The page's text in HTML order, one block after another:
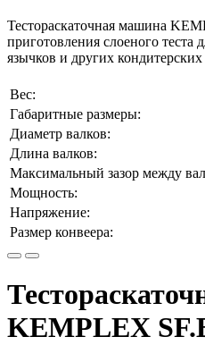
Тестораскаточная машина
приготовления слоеного теста
язычков и других
Вес:
Габаритные размеры:
Диаметр валков:
Длина валков:
Максимальный зазор между
Мощность:
Напряжение:
Размер конвеера:
KEMPLEX